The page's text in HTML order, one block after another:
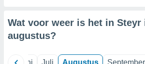
Wat voor weer is het in Steyr
augustus?
Juni Juli Augustus September